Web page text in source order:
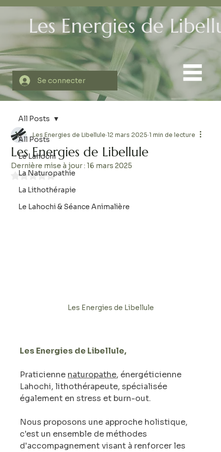
Les Energies de
Se connecter
All Posts
Le Lahochi
La Naturopathie
La Lithothérapie
Le Lahochi & Séance Animalière
All Posts
Les Energies de Libellule
Les Energies de Libellule 12 mars 2025 1 min de lecture
Dernière mise à jour :16 mars 2025
Noté NaN étoiles sur 5.
Les Energies de Libellule
Les Energies de Libellule,
Praticienne naturopathe, énergéticienne
Lahochi, lithothérapeute, spécialisée
également en stress et burn-out.
Nous proposons une approche holistique,
c'est un ensemble de méthodes
d'accompagnement visant à renforcer les